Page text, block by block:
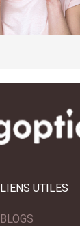
LIENS UTILES
BLOGS